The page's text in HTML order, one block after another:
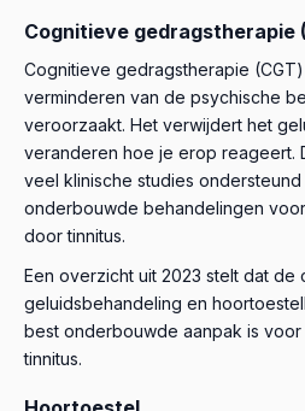
Cognitieve gedragstherapie
Cognitieve gedragstherapie
verminderen van de psychische
veroorzaakt. Het verwijdert het
veranderen hoe je erop reageert.
veel klinische studies
onderbouwde behandelingen
door tinnitus.
Een overzicht uit 2023 stelt dat de
geluidsbehandeling en
best onderbouwde aanpak is
tinnitus.